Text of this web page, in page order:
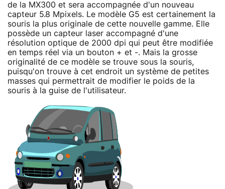
de la MX300 et sera accompagnée d'un nouveau
capteur 5.8 Mpixels. Le modèle G5 est certainement la
souris la plus originale de cette nouvelle gamme. Elle
possède un capteur laser accompagné d'une
résolution optique de 2000 dpi qui peut être modifiée
en temps réel via un bouton + et -. Mais la grosse
originalité de ce modèle se trouve sous la souris,
puisqu'on trouve à cet endroit un système de petites
masses qui permettrait de modifier le poids de la
souris à la guise de l'utilisateur.